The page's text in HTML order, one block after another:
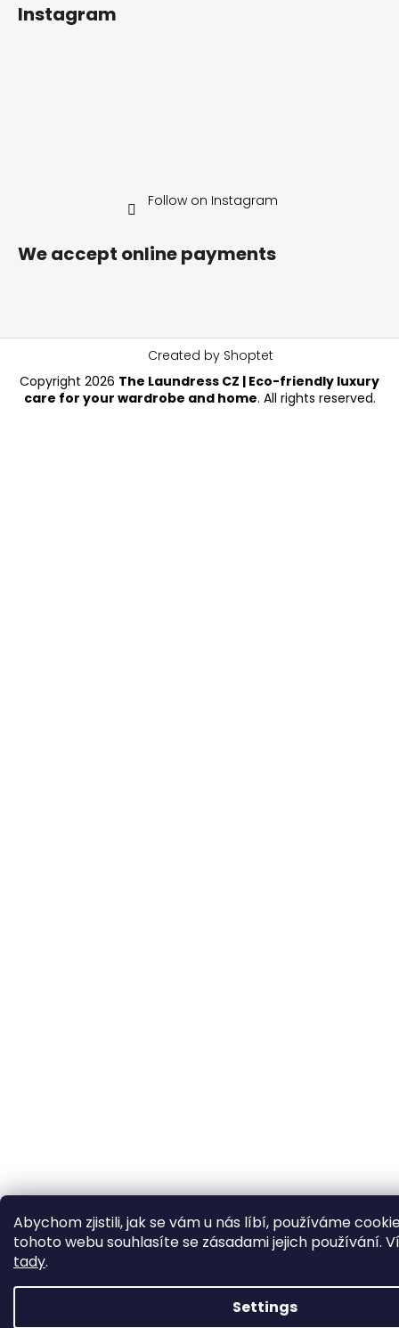
Abychom zjistili, jak se vám u nás líbí, používáme
tohoto webu souhlasíte se zásadami jejich používání.
tady.
Settings
Instagram
Follow on Instagram
We accept online payments
Created by Shoptet
Copyright 2026 The Laundress CZ | Eco-friendly luxury
care for your wardrobe and home. All rights reserved.